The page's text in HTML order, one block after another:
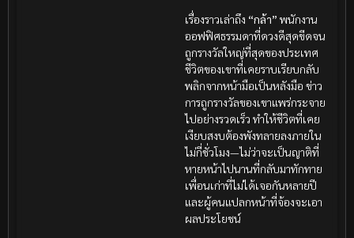
เรื่องราวเล่าถึง “กล้า” พนักงาน
ออฟฟิศธรรมดาที่ดวงดีสุดขีดจน
ถูกรางวัลใหญ่ที่สุดของประเทศ
ชีวิตของเขาที่เคยราบเรียบกลับ
พลิกจากหน้ามือเป็นหลังมือ ข่าว
การถูกรางวัลของเขาแพร่กระจาย
ไปอย่างรวดเร็ว ทำให้ชีวิตที่เคย
เงียบสงบต้องพังทลายลงภายใน
ไม่กี่ชั่วโมง—ไม่ว่าจะเป็นญาติที่
หายหน้าไปนานที่กลับมาทักทาย
เพื่อนเก่าที่ไม่ได้เจอกันหลายปี
และผู้คนแปลกหน้าที่จ้องจะเอา
ผลประโยชน์